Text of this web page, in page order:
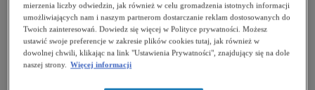
zmiany dotyczące skóry, takie jak suchość,
problemy z nerkami,
zaburzenia koncentracji,
mierzenia liczby odwiedzin, jak również w celu gromadzenia istotnych informacji
umożliwiających nam i naszym partnerom dostarczanie reklam dostosowanych do
Twoich zainteresowań. Dowiedz się więcej w Polityce prywatności. Możesz
ustawić swoje preferencje w zakresie plików cookies tutaj, jak również w
dowolnej chwili, klikając na link "Ustawienia Prywatności", znajdujący się na dole
naszej strony. Więcej informacji